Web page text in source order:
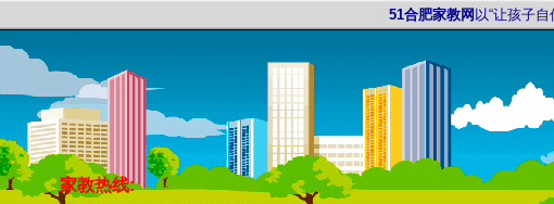
51合肥家教网以“让孩子自
家教热线: